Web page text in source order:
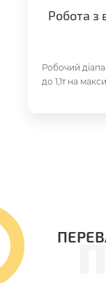
Робота з
Робочий
до 1,1т на